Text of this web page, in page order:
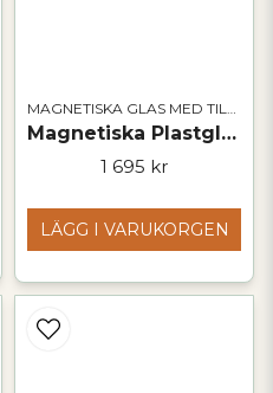
Magnetiska Plastglas Longdrink 6 set
1 695 kr
LÄGG I VARUKORGEN